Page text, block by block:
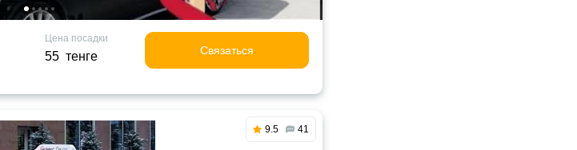
Цена посадки
55 тенге Связаться
9.5 41